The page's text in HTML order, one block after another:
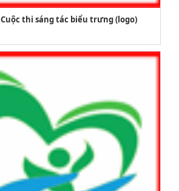
thi sáng tác biểu trưng (logo)